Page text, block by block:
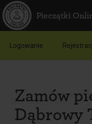
Pieczątki
Logowanie
Zamów
Dąbrowy